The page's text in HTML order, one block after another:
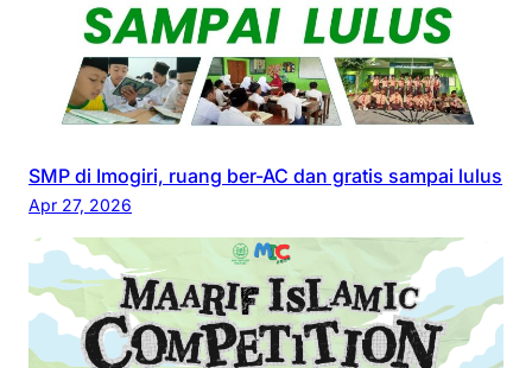
SMP di Imogiri, ruang ber-AC dan gratis sampai lulus
Apr 27, 2026